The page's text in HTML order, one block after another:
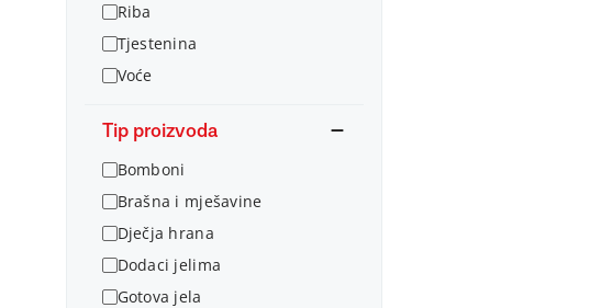
Riba
Tjestenina
Voće
Tip proizvoda
Bomboni
Brašna i mješavine
Dječja hrana
Dodaci jelima
Gotova jela